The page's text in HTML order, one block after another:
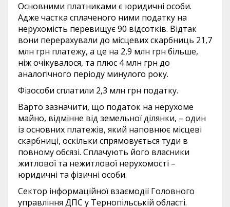
Основними платниками є юридичні особи.
Адже частка сплаченого ними податку на
нерухомість перевищує 90 відсотків. Відтак
вони перерахували до місцевих скарбниць 21,7
млн грн платежу, а це на 2,9 млн грн більше,
ніж очікувалося, та плюс 4 млн грн до
аналогічного періоду минулого року.
Фізособи сплатили 2,3 млн грн податку.
Варто зазначити, що податок на нерухоме
майно, відмінне від земельної ділянки, – один
із основних платежів, який наповнює місцеві
скарбниці, оскільки спрямовується туди в
повному обсязі. Сплачують його власники
житлової та нежитлової нерухомості –
юридичні та фізичні особи.
Сектор інформаційної взаємодії Головного
управління ДПС у Тернопільській області.